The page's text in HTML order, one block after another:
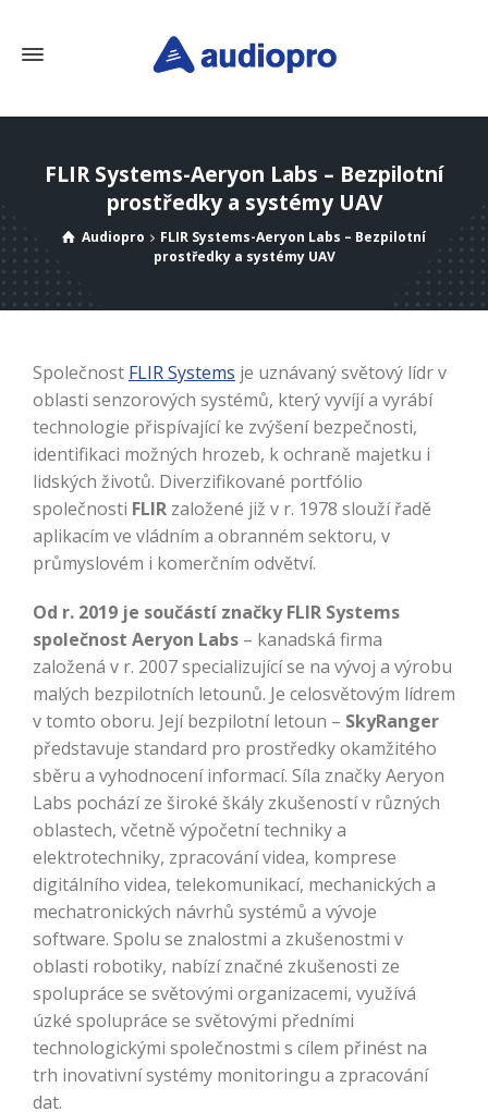
FLIR Systems-Aeryon Labs – Bezpilotní
prostředky a systémy UAV
Audiopro
FLIR Systems-Aeryon Labs – Bezpilotní
prostředky a systémy UAV
Společnost FLIR Systems je uznávaný světový lídr v
oblasti senzorových systémů, který vyvíjí a vyrábí
technologie přispívající ke zvýšení bezpečnosti,
identifikaci možných hrozeb, k ochraně majetku i
lidských životů. Diverzifikované portfólio
společnosti FLIR založené již v r. 1978 slouží řadě
aplikacím ve vládním a obranném sektoru, v
průmyslovém i komerčním odvětví.
Od r. 2019 je součástí značky FLIR Systems
společnost Aeryon Labs – kanadská firma
založená v r. 2007 specializující se na vývoj a výrobu
malých bezpilotních letounů. Je celosvětovým lídrem
v tomto oboru. Její bezpilotní letoun – SkyRanger
představuje standard pro prostředky okamžitého
sběru a vyhodnocení informací. Síla značky Aeryon
Labs pochází ze široké škály zkušeností v různých
oblastech, včetně výpočetní techniky a
elektrotechniky, zpracování videa, komprese
digitálního videa, telekomunikací, mechanických a
mechatronických návrhů systémů a vývoje
software. Spolu se znalostmi a zkušenostmi v
oblasti robotiky, nabízí značné zkušenosti ze
spolupráce se světovými organizacemi, využívá
úzké spolupráce se světovými předními
technologickými společnostmi s cílem přinést na
trh inovativní systémy monitoringu a zpracování
dat.